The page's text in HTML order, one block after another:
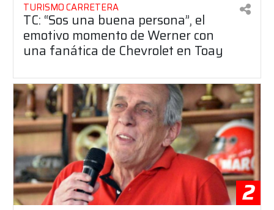
TURISMO CARRETERA
TC: “Sos una buena persona”, el
emotivo momento de Werner con
una fanática de Chevrolet en Toay
2